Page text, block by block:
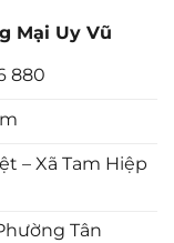
Mại Uy Vũ
880
– Xã Tam Hiệp
Tân